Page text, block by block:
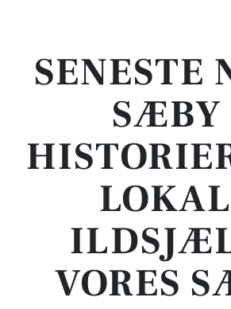
SENESTE
SÆBY
VORES